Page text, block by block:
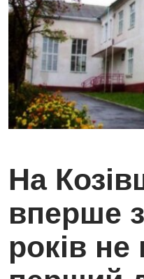
На
вперше
років